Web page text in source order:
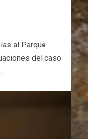
al Parque
del caso